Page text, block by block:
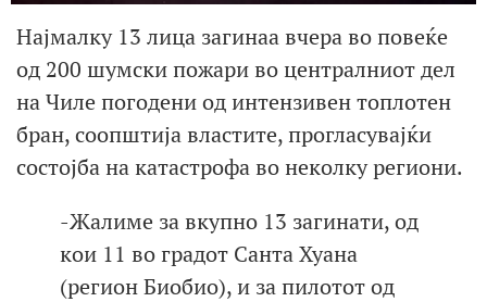
Најмалку 13 лица загинаа вчера во повеќе
од 200 шумски пожари во централниот дел
на Чиле погодени од интензивен топлотен
бран, соопштија властите, прогласувајќи
состојба на катастрофа во неколку региони.
-Жалиме за вкупно 13 загинати, од
кои 11 во градот Санта Хуана
(регион Биобио), и за пилотот од